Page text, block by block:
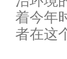
着今年
者在这